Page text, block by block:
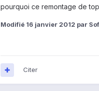
pourquoi ce remontage de
Modifié 16 janvier 2012 par
Citer